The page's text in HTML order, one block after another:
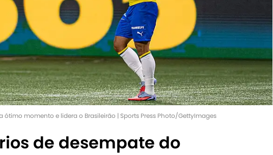
ótimo momento e lidera o Brasileirão | Sports Press Photo/GettyImages
de desempate do